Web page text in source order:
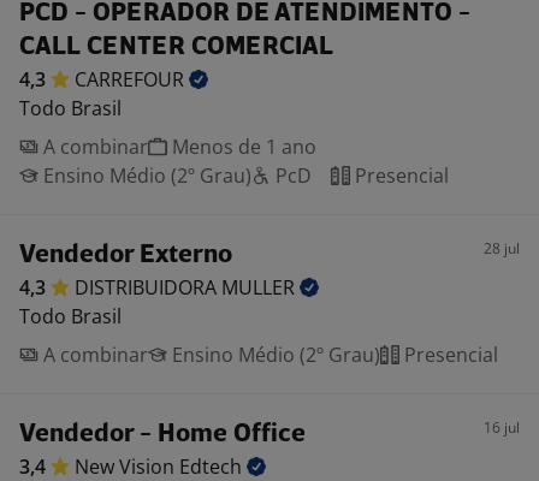
PCD - OPERADOR DE ATENDIMENTO -
CALL CENTER COMERCIAL
4,3
CARREFOUR
Todo Brasil
A combinar
Menos de 1 ano
Ensino Médio (2º Grau)
PcD Presencial
Vendedor Externo 28 jul
4,3 DISTRIBUIDORA MULLER
Todo Brasil
A combinar
Ensino Médio (2º Grau) Presencial
Vendedor - Home Office 16 jul
3,4 New Vision Edtech